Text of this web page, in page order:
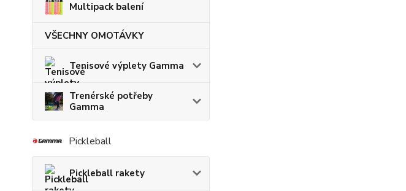
Multipack balení
VŠECHNY OMOTÁVKY
Tenisové výplety Gamma
Trenérské potřeby
Gamma
Pickleball
Pickleball rakety